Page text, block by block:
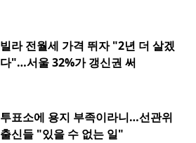
빌라 전월세 가격 뛰자 "2년 더 살겠
다"…서울 32%가 갱신권 써
투표소에 용지 부족이라니…선관위
출신들 "있을 수 없는 일"